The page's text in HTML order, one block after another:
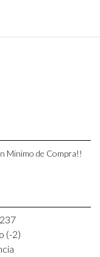
Minimo de Compra!!
(-2)